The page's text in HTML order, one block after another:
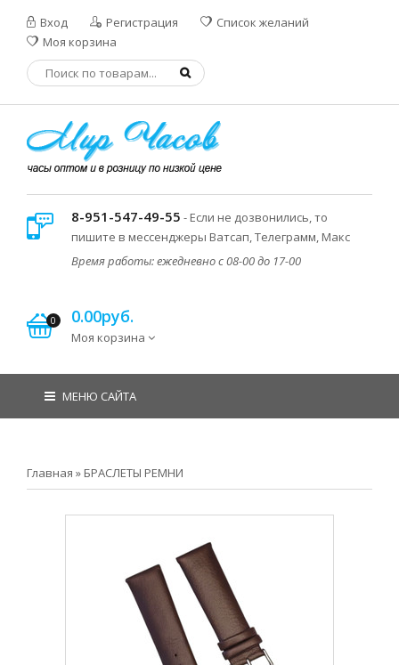
Вход Регистрация
Список желаний
Моя корзина
8-951-547-49-55 - Если не дозвонились, то
пишите в мессенджеры Ватсап, Телеграмм, Макс
Время работы: ежедневно с 08-00 до 17-00
0 0.00руб.
Моя корзина
МЕНЮ САЙТА
Главная » БРАСЛЕТЫ РЕМНИ